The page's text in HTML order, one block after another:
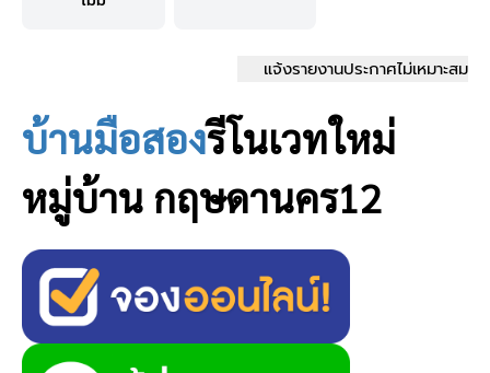
แจ้งรายงานประกาศไม่เหมาะสม
บ้านมือสองรีโนเวทใหม่
หมู่บ้าน กฤษดานคร12